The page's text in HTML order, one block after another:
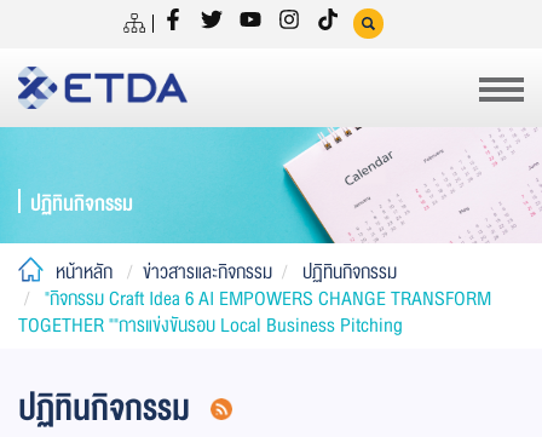
ปฏิทินกิจกรรม
หน้าหลัก ข่าวสารและกิจกรรม
ปฏิทินกิจกรรม
"กิจกรรม Craft Idea 6 AI EMPOWERS CHANGE TRANSFORM
TOGETHER ""การแข่งขันรอบ Local Business Pitching
ปฏิทินกิจกรรม